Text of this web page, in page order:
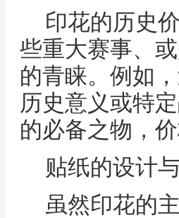
印花的历史
些重大赛事、
的青睐。例如
历史意义或特
的必备之物，
贴纸的设计
虽然印花的